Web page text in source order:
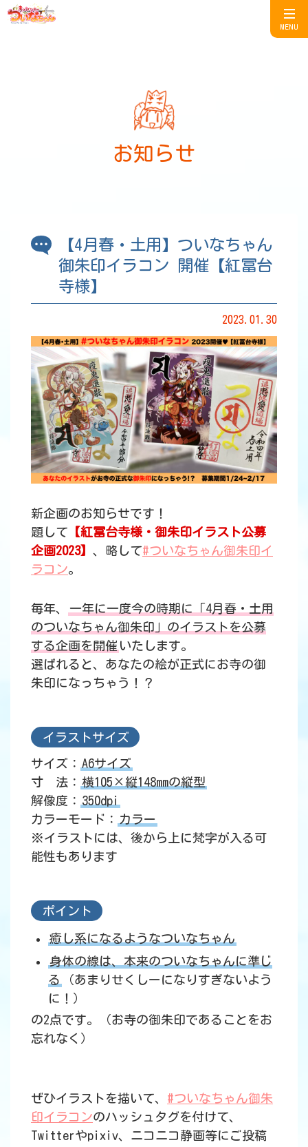
MENU
お知らせ
【4月春・土用】ついなちゃん
御朱印イラコン 開催【紅冨台
寺様】
2023.01.30
新企画のお知らせです！
題して 【紅冨台寺様・御朱印イラスト公募
企画2023】 、略して#ついなちゃん御朱印イ
ラコン。
毎年、
一年に一度今の時期に「4月春・土用
のついなちゃん御朱印」のイラストを公募
する企画を開催 いたします。
選ばれると、あなたの絵が正式にお寺の御
朱印になっちゃう！？
イラストサイズ
サイズ： A6サイズ
寸 法： 横105×縦148mmの縦型
解像度： 350dpi
カラーモード：
カラー
※イラストには、後から上に梵字が入る可
能性もあります
ポイント
癒し系になるようなついなちゃん
身体の線は、本来のついなちゃんに準じ
る
（あまりせくしーになりすぎないよう
に！）
の2点です。（お寺の御朱印であることをお
忘れなく）
ぜひイラストを描いて、 #ついなちゃん御朱
印イラコンのハッシュタグを付けて、
Twitterやpixiv、ニコニコ静画等にご投稿